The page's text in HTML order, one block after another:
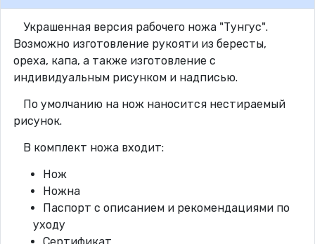
Украшенная версия рабочего ножа "Тунгус".
Возможно изготовление рукояти из бересты,
ореха, капа, а также изготовление с
индивидуальным рисунком и надписью.
По умолчанию на нож наносится нестираемый
рисунок.
В комплект ножа входит:
Нож
Ножна
Паспорт с описанием и рекомендациями по
уходу